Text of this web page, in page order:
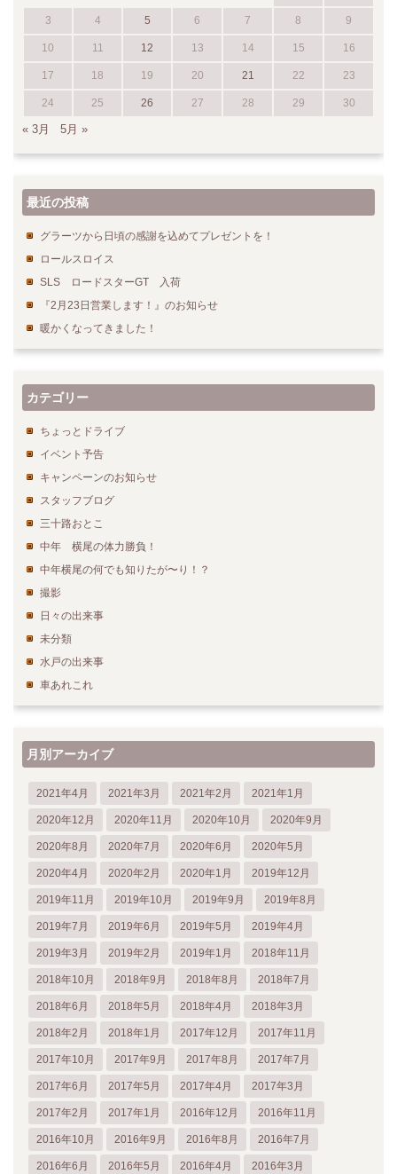
3 4 5 6 7 8 9
10 11 12 13 14 15 16
17 18 19 20 21 22 23
24 25 26 27 28 29 30
« 3月 5月 »
最近の投稿
グラーツから日頃の感謝を込めてプレゼントを！
ロールスロイス
SLS ロードスターGT 入荷
『2月23日営業します！』のお知らせ
暖かくなってきました！
カテゴリー
ちょっとドライブ
イベント予告
キャンペーンのお知らせ
スタッフブログ
三十路おとこ
中年 横尾の体力勝負！
中年横尾の何でも知りたが〜り！？
撮影
日々の出来事
未分類
水戸の出来事
車あれこれ
月別アーカイブ
2021年4月 2021年3月 2021年2月 2021年1月
2020年12月 2020年11月 2020年10月 2020年9月
2020年8月 2020年7月 2020年6月 2020年5月
2020年4月 2020年2月 2020年1月 2019年12月
2019年11月 2019年10月 2019年9月 2019年8月
2019年7月 2019年6月 2019年5月 2019年4月
2019年3月 2019年2月 2019年1月 2018年11月
2018年10月 2018年9月 2018年8月 2018年7月
2018年6月 2018年5月 2018年4月 2018年3月
2018年2月 2018年1月 2017年12月 2017年11月
2017年10月 2017年9月 2017年8月 2017年7月
2017年6月 2017年5月 2017年4月 2017年3月
2017年2月 2017年1月 2016年12月 2016年11月
2016年10月 2016年9月 2016年8月 2016年7月
2016年6月 2016年5月 2016年4月 2016年3月